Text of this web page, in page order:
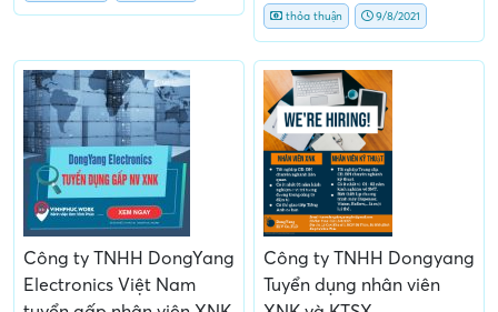
thỏa thuận 9/8/2021
Công ty TNHH DongYang
Electronics Việt Nam
Công ty TNHH Dongyang
Tuyển dụng nhân viên